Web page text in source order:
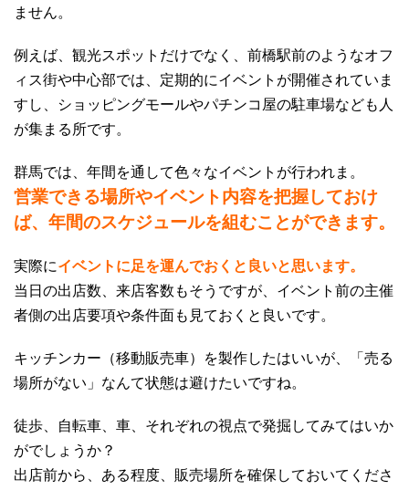
ません。
例えば、観光スポットだけでなく、前橋駅前のようなオフ
ィス街や中心部では、定期的にイベントが開催されていま
すし、ショッピングモールやパチンコ屋の駐車場なども人
が集まる所です。
群馬では、年間を通して色々なイベントが行われま。
営業できる場所やイベント内容を把握しておけ
ば、年間のスケジュールを組むことができます。
実際にイベントに足を運んでおくと良いと思います。
当日の出店数、来店客数もそうですが、イベント前の主催
者側の出店要項や条件面も見ておくと良いです。
キッチンカー（移動販売車）を製作したはいいが、「売る
場所がない」なんて状態は避けたいですね。
徒歩、自転車、車、それぞれの視点で発掘してみてはいか
がでしょうか？
出店前から、ある程度、販売場所を確保しておいてくださ